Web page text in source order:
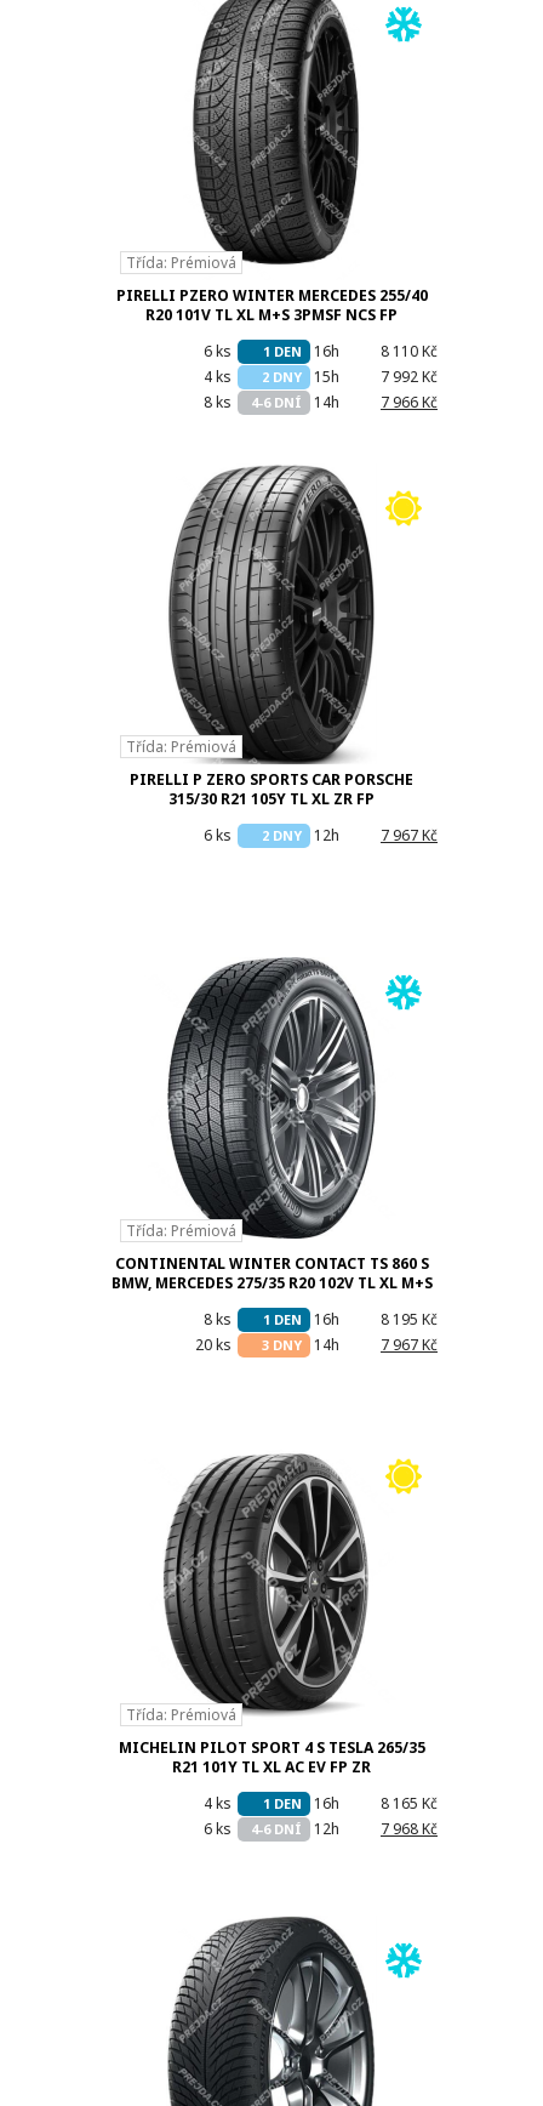
Třída: Prémiová
PIRELLI PZERO WINTER MERCEDES 255/40
R20 101V TL XL M+S 3PMSF NCS FP
8 110 Kč
16h
1 DEN
6 ks
7 992 Kč
15h
2 DNY
4 ks
7 966 Kč
14h
4-6 DNÍ
8 ks
Třída: Prémiová
PIRELLI P ZERO SPORTS CAR PORSCHE
315/30 R21 105Y TL XL ZR FP
7 967 Kč
12h
2 DNY
6 ks
Třída: Prémiová
CONTINENTAL WINTER CONTACT TS 860 S
BMW, MERCEDES 275/35 R20 102V TL XL M+S
8 195 Kč
16h
1 DEN
8 ks
7 967 Kč
14h
3 DNY
20 ks
Třída: Prémiová
MICHELIN PILOT SPORT 4 S TESLA 265/35
R21 101Y TL XL AC EV FP ZR
8 165 Kč
16h
1 DEN
4 ks
7 968 Kč
12h
4-6 DNÍ
6 ks